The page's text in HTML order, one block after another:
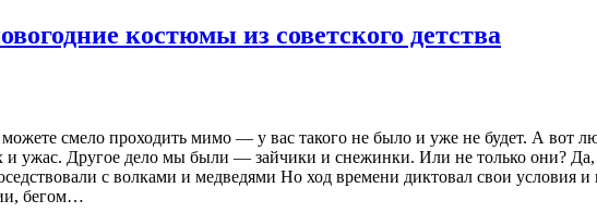
костюмы из советского детства
можете смело проходить мимо — у вас такого не было и уже не будет. А вот
ужас. Другое дело мы были — зайчики и снежинки. Или не только они? Да,
с волками и медведями Но ход времени диктовал свои условия
бегом…